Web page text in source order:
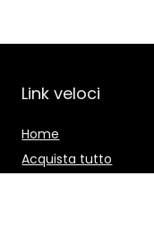
Link veloci
Home
Acquista tutto